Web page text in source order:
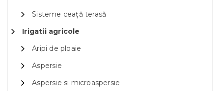
Sisteme ceață terasă
Irigatii agricole
Aripi de ploaie
Aspersie
Aspersie si microaspersie